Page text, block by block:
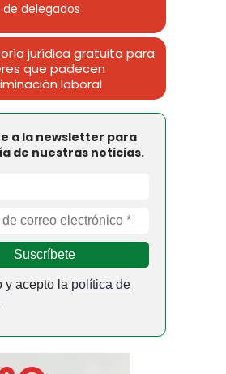
de delegados
jurídica gratuita para
que padecen
laboral
a la newsletter para
de nuestras noticias.
y acepto la política de